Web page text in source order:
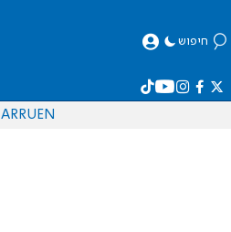
חיפוש
EN
RU
AR